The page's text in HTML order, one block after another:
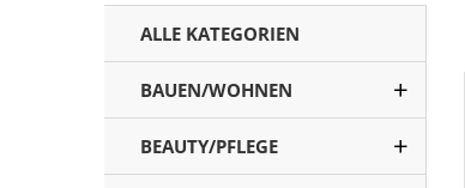
ALLE KATEGORIEN
BAUEN/WOHNEN
BEAUTY/PFLEGE